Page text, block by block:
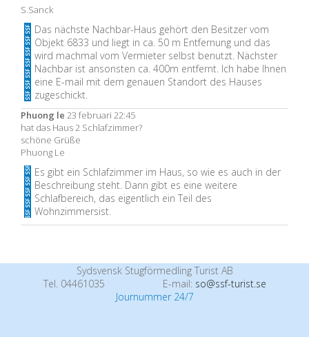
S.Sanck
Das nächste Nachbar-Haus gehört den Besitzer vom
Objekt 6833 und liegt in ca. 50 m Entfernung und das
wird machmal vom Vermieter selbst benutzt. Nächster
Nachbar ist ansonsten ca. 400m entfernt. Ich habe Ihnen
eine E-mail mit dem genauen Standort des Hauses
zugeschickt.
Phuong le 23 februari 22:45
hat das Haus 2 Schlafzimmer?
schöne Grüße
Phuong Le
Es gibt ein Schlafzimmer im Haus, so wie es auch in der
Beschreibung steht. Dann gibt es eine weitere
Schlafbereich, das eigentlich ein Teil des
Wohnzimmersist.
Sydsvensk Stugförmedling Turist AB
Tel. 04461035
E-mail: so@ssf-turist.se
Journummer 24/7